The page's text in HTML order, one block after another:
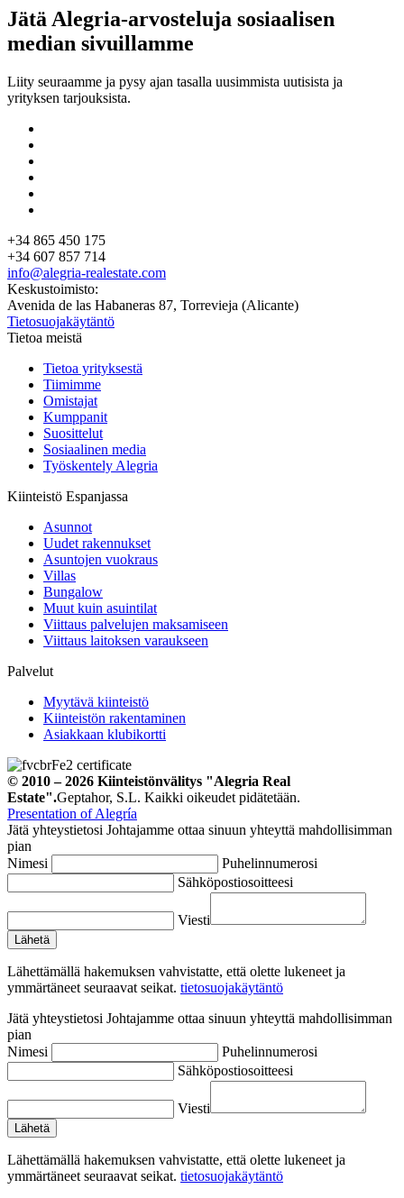
Jätä Alegria-arvosteluja sosiaalisen
median sivuillamme
Liity seuraamme ja pysy ajan tasalla uusimmista uutisista ja
yrityksen tarjouksista.
+34 865 450 175
+34 607 857 714
info@alegria-realestate.com
Keskustoimisto:
Avenida de las Habaneras 87, Torrevieja (Alicante)
Tietosuojakäytäntö
Tietoa meistä
Tietoa yrityksestä
Tiimimme
Omistajat
Kumppanit
Suosittelut
Sosiaalinen media
Työskentely Alegria
Kiinteistö Espanjassa
Asunnot
Uudet rakennukset
Asuntojen vuokraus
Villas
Bungalow
Muut kuin asuintilat
Viittaus palvelujen maksamiseen
Viittaus laitoksen varaukseen
Palvelut
Myytävä kiinteistö
Kiinteistön rakentaminen
Asiakkaan klubikortti
© 2010 – 2026 Kiinteistönvälitys "Alegria Real
Estate".Geptahor, S.L. Kaikki oikeudet pidätetään.
Presentation of Alegría
Jätä yhteystietosi Johtajamme ottaa sinuun yhteyttä mahdollisimman
pian
Nimesi
Puhelinnumerosi
Sähköpostiosoitteesi
Viesti
Lähettämällä hakemuksen vahvistatte, että olette lukeneet ja
ymmärtäneet seuraavat seikat. tietosuojakäytäntö
Jätä yhteystietosi Johtajamme ottaa sinuun yhteyttä mahdollisimman
pian
Nimesi
Puhelinnumerosi
Sähköpostiosoitteesi
Viesti
Lähettämällä hakemuksen vahvistatte, että olette lukeneet ja
ymmärtäneet seuraavat seikat. tietosuojakäytäntö